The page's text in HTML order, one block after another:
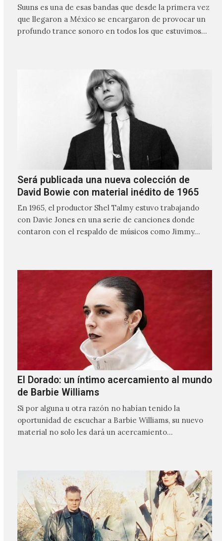
Suuns es una de esas bandas que desde la primera vez
que llegaron a México se encargaron de provocar un
profundo trance sonoro en todos los que estuvimos
Será publicada una nueva colección de
David Bowie con material inédito de 1965
En 1965, el productor Shel Talmy estuvo trabajando
con Davie Jones en una serie de canciones donde
contaron con el respaldo de músicos como Jimmy…
El Dorado: un íntimo acercamiento al mundo
de Barbie Williams
Si por alguna u otra razón no habían tenido la
oportunidad de escuchar a Barbie Williams, su nuevo
material no solo les dará un acercamiento…